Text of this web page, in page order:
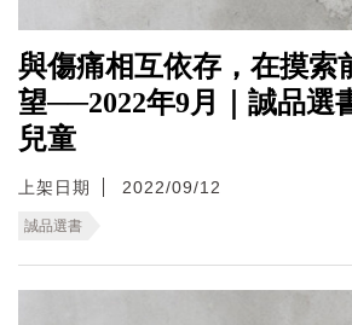
與傷痛相互依存，在摸索
望──2022年9月｜誠品選
兒童
上架日期 2022/09/12
誠品選書